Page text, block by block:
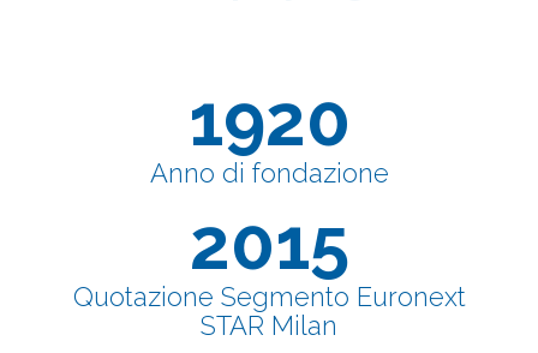
1920
Anno di fondazione
2015
Quotazione Segmento Euronext
STAR Milan